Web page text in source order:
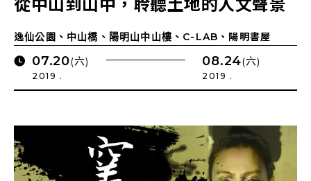
從中山到山中，聆聽土地的人文聲景
逸仙公園、中山橋、陽明山中山樓、C-LAB、陽明書屋
07.20(六)
2019 .
08.24(六)
2019 .